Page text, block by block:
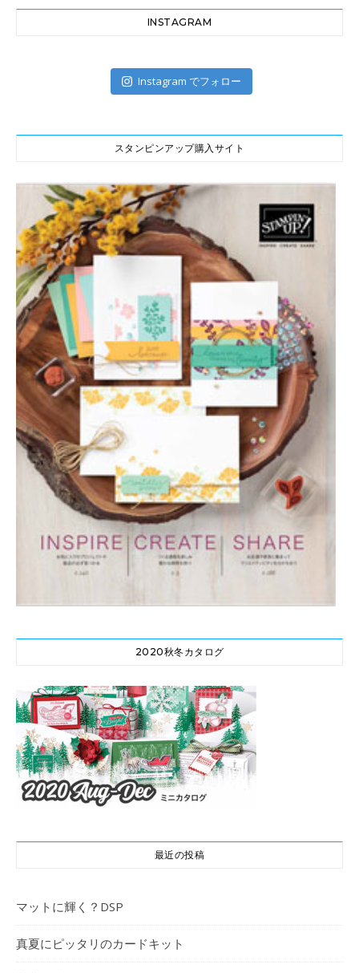
INSTAGRAM
Instagram でフォロー
スタンピンアップ購入サイト
2020秋冬カタログ
最近の投稿
マットに輝く？DSP
真夏にピッタリのカードキット